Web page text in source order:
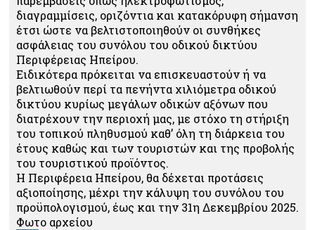
διαγραμμίσεις, οριζόντια και κατακόρυφη σήμανση
έτσι ώστε να βελτιστοποιηθούν οι συνθήκες
ασφάλειας του συνόλου του οδικού δικτύου
Περιφέρειας Ηπείρου.
Ειδικότερα πρόκειται να επισκευαστούν ή να
βελτιωθούν περί τα πενήντα χιλιόμετρα οδικού
δικτύου κυρίως μεγάλων οδικών αξόνων που
διατρέχουν την περιοχή μας, με στόχο τη στήριξη
του τοπικού πληθυσμού καθ’ όλη τη διάρκεια του
έτους καθώς και των τουριστών και της προβολής
του τουριστικού προϊόντος.
Η Περιφέρεια Ηπείρου, θα δέχεται προτάσεις
αξιοποίησης, μέχρι την κάλυψη του συνόλου του
προϋπολογισμού, έως και την 31η Δεκεμβρίου 2025.
Φωτο αρχείου